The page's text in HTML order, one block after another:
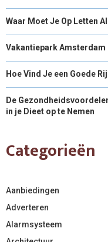
Waar Moet Je Op Letten
Vakantiepark Amsterdam
Hoe Vind Je een Goede
De
in je Dieet op te Nemen
Categorieën
Aanbiedingen
Adverteren
Alarmsysteem